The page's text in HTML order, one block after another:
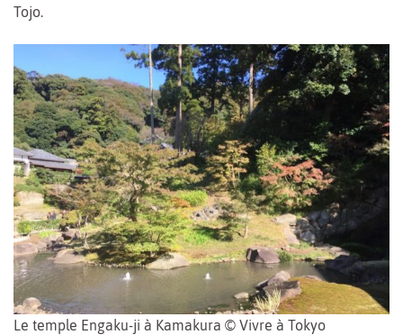
Tojo.
Le temple Engaku-ji à Kamakura © Vivre à Tokyo